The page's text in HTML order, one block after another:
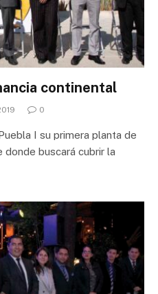
continental
0
I su primera planta de
buscará cubrir la